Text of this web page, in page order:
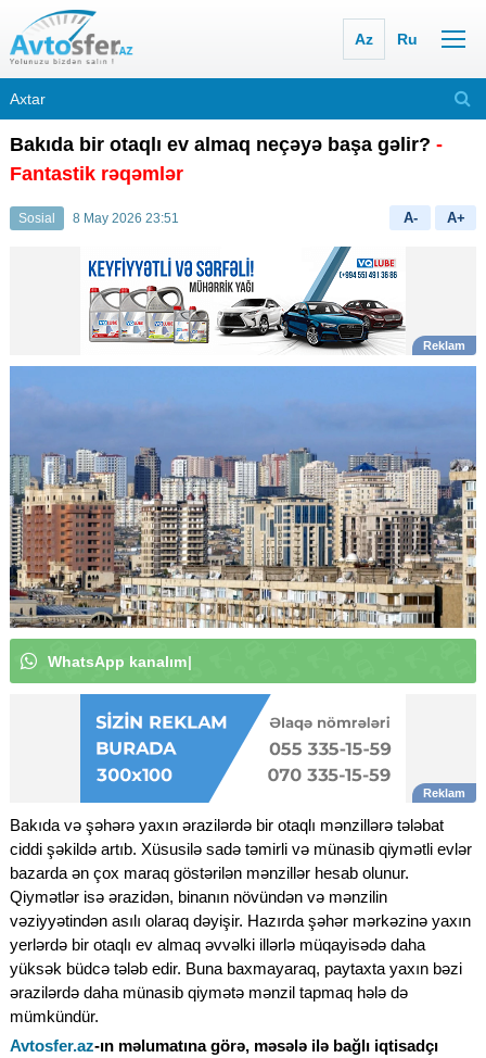
Az Ru
Bakıda bir otaqlı ev almaq neçəyə başa gəlir? -
Fantastik rəqəmlər
Sosial 8 May 2026 23:51 A- A+
WhatsApp kanalımı
Bakıda və şəhərə yaxın ərazilərdə bir otaqlı mənzillərə tələbat
ciddi şəkildə artıb. Xüsusilə sadə təmirli və münasib qiymətli evlər
bazarda ən çox maraq göstərilən mənzillər hesab olunur.
Qiymətlər isə ərazidən, binanın növündən və mənzilin
vəziyyətindən asılı olaraq dəyişir. Hazırda şəhər mərkəzinə yaxın
yerlərdə bir otaqlı ev almaq əvvəlki illərlə müqayisədə daha
yüksək büdcə tələb edir. Buna baxmayaraq, paytaxta yaxın bəzi
ərazilərdə daha münasib qiymətə mənzil tapmaq hələ də
mümkündür.
Avtosfer.az-ın məlumatına görə, məsələ ilə bağlı iqtisadçı